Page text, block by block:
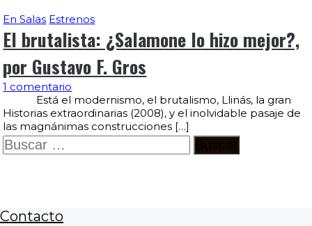
En Salas Estrenos
El brutalista: ¿Salamone lo hizo mejor?,
por Gustavo F. Gros
1 comentario
Está el modernismo, el brutalismo, Llinás, la gran
Historias extraordinarias (2008), y el inolvidable pasaje de
las magnánimas construcciones […]
Buscar:
Contacto